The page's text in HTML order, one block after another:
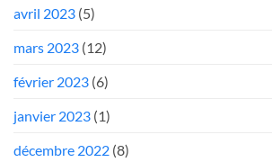
avril 2023 (5)
mars 2023 (12)
février 2023 (6)
janvier 2023 (1)
décembre 2022 (8)